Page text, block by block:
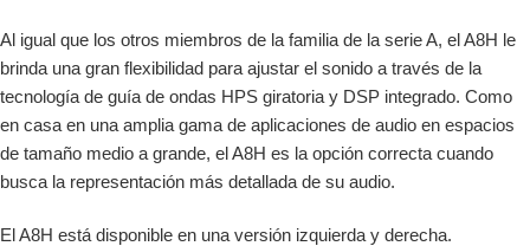
Al igual que los otros miembros de la familia de la serie A, el A8H le
brinda una gran flexibilidad para ajustar el sonido a través de la
tecnología de guía de ondas HPS giratoria y DSP integrado. Como
en casa en una amplia gama de aplicaciones de audio en espacios
de tamaño medio a grande, el A8H es la opción correcta cuando
busca la representación más detallada de su audio.
El A8H está disponible en una versión izquierda y derecha.